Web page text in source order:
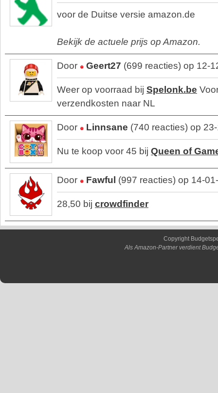
voor de Duitse versie amazon.de
Bekijk de actuele prijs op Amazon.
Door Geert27 (699 reacties) op 12-
Weer op voorraad bij Spelonk.be
verzendkosten naar NL
Door Linnsane (740 reacties) op
Nu te koop voor 45 bij Queen of
Door Fawful (997 reacties) op 14-
28,50 bij crowdfinder
Copyright
Als Amazon-Partner verdient